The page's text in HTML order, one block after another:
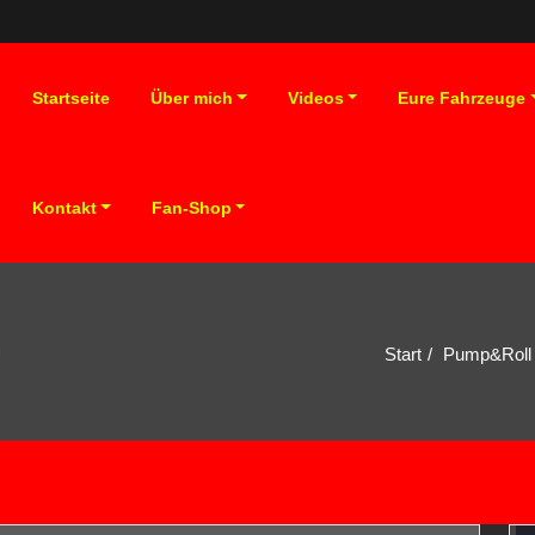
Startseite Über mich Videos Eure Fahrzeuge
Kontakt Fan-Shop
Start